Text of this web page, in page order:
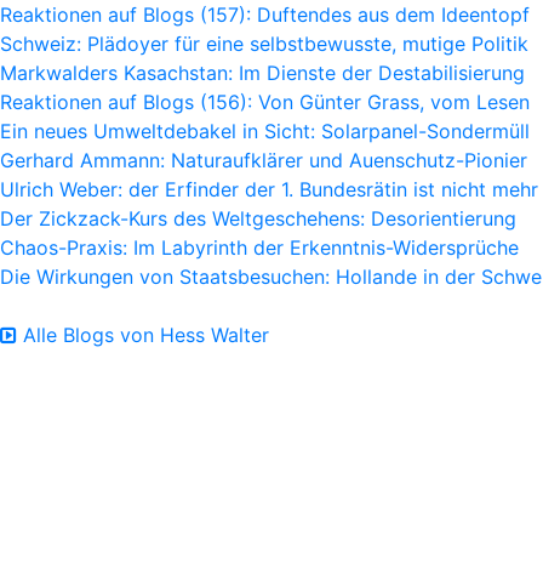
Reaktionen auf Blogs (157): Duftendes aus dem Ideentopf
Schweiz: Plädoyer für eine selbstbewusste, mutige Politik
Markwalders Kasachstan: Im Dienste der Destabilisierung
Reaktionen auf Blogs (156): Von Günter Grass, vom Lesen
Ein neues Umweltdebakel in Sicht: Solarpanel-Sondermüll
Gerhard Ammann: Naturaufklärer und Auenschutz-Pionier
Ulrich Weber: der Erfinder der 1. Bundesrätin ist nicht mehr
Der Zickzack-Kurs des Weltgeschehens: Desorientierung
Chaos-Praxis: Im Labyrinth der Erkenntnis-Widersprüche
Die Wirkungen von Staatsbesuchen: Hollande in der
Alle Blogs von Hess Walter